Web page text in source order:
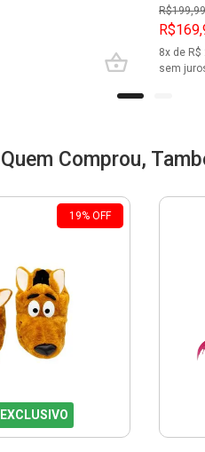
R$199,99
8x de R$
sem
Quem Comprou,
19% OFF